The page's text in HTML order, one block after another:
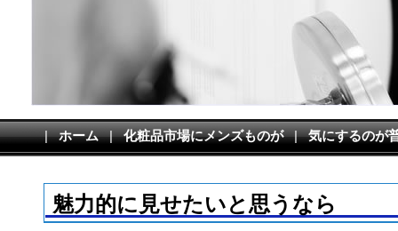
|ホーム|化粧品市場にメンズものが|気にするのが
魅力的に見せたいと思うなら